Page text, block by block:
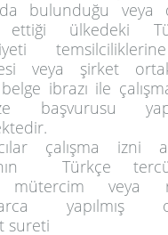
bulunduğu veya
ettiği ülkedeki
veya şirket
ibrazı ile
başvurusu
çalışma izni
Türkçe
mütercim veya
yapılmış
sureti